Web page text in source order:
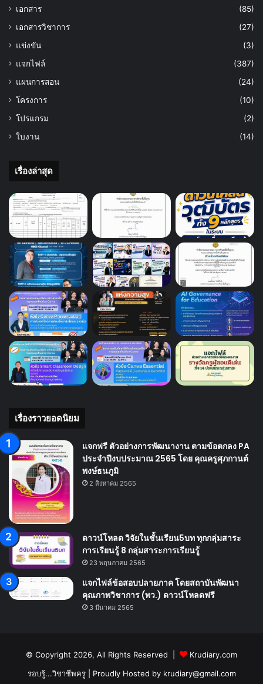
เอกสาร
(85)
เอกสารวิชาการ
(27)
แข่งขัน
(3)
แจกไฟล์
(387)
แผนการสอน
(24)
โครงการ
(10)
โปรแกรม
(2)
ใบงาน
(14)
เรื่องล่าสุด
เรื่องราวยอดนิยม
แจกฟรี ตัวอย่างการพัฒนางาน ตามข้อตกลง PA
ประจำปีงบประมาณ 2565 โดย คุณครูศุภกานต์
พงษ์ธนภูมิ
2 สิงหาคม 2565
ดาวน์โหลด วิจัยในชั้นเรียน5บท ทุกกลุ่มสาระ
การเรียนรู้ 8 กลุ่มสาระการเรียนรู้
23 พฤษภาคม 2565
แจกไฟล์ข้อสอบปลายภาค โดยสถาบันพัฒนา
คุณภาพวิชาการ (พว.) ดาวน์โหลดฟรี
3 มีนาคม 2565
© Copyright 2026, All Rights Reserved |
Krudiary.com
รอบรู้...วิชาชีพครู| Proudly Hosted by krudiary@gmail.com